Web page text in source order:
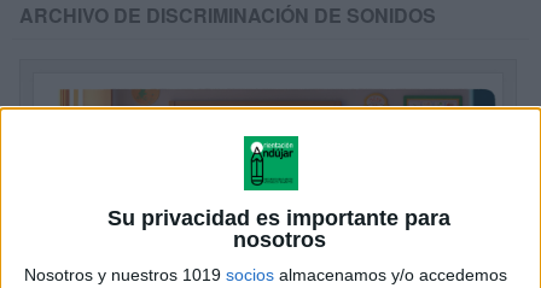
Su privacidad es importante para
nosotros
Nosotros y nuestros 1019 socios almacenamos y/o accedemos
ARCHIVO DE DISCRIMINACIÓN DE SONIDOS